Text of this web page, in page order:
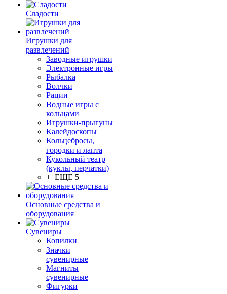
Сладости
Игрушки для
развлечений
Заводные игрушки
Электронные игры
Рыбалка
Волчки
Рации
Водные игры с
кольцами
Игрушки-прыгуны
Калейдоскопы
Кольцебросы,
городки и лапта
Кукольный театр
(куклы, перчатки)
+ ЕЩЕ 5
Основные средства и
оборудования
Сувениры
Копилки
Значки
сувенирные
Магниты
сувенирные
Фигурки